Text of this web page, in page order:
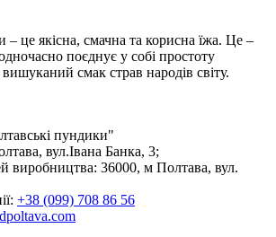
– це якісна, смачна та корисна їжа. Це –
поєднує у собі простоту
смак страв народів світу.
пундики"
вул.Івана Банка, 3;
виробництва: 36000, м Полтава, вул.
+38 (099) 708 86 56